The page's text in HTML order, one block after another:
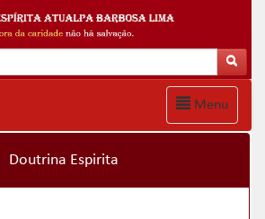
Menu
Doutrina Espirita